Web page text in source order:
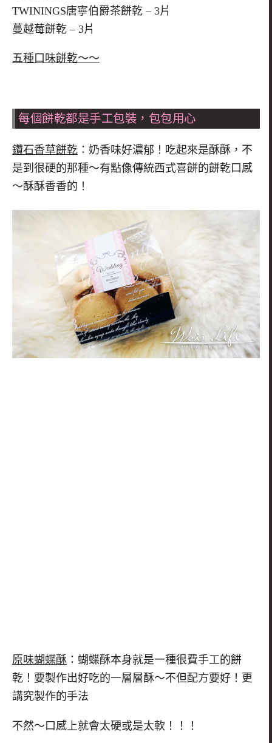
TWININGS唐寧伯爵茶餅乾 – 3片
蔓越莓餅乾 – 3片
五種口味餅乾～～
每個餅乾都是手工包裝，包包用心
鑽石香草餅乾 ：奶香味好濃郁！吃起來是酥酥，不
是到很硬的那種～有點像傳統西式喜餅的餅乾口感
～酥酥香香的！
原味蝴蝶酥 ：蝴蝶酥本身就是一種很費手工的餅
乾！要製作出好吃的一層層酥～不但配方要好！更
講究製作的手法
不然～口感上就會太硬或是太軟！！！